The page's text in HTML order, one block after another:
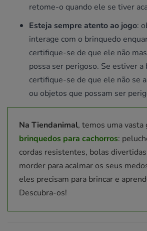
retome-o quando ele se tiver
Esteja sempre atento ao jogo:
interage com o brinquedo
certifique-se de que ele não
possa ser perigoso. Se estiver
certifique-se de que ele não se
ou objetos que possam ser
Na Tiendanimal, temos uma vasta
brinquedos para cachorros:
cordas resistentes, bolas
morder para acalmar os seus
eles precisam para brincar e
Descubra-os!